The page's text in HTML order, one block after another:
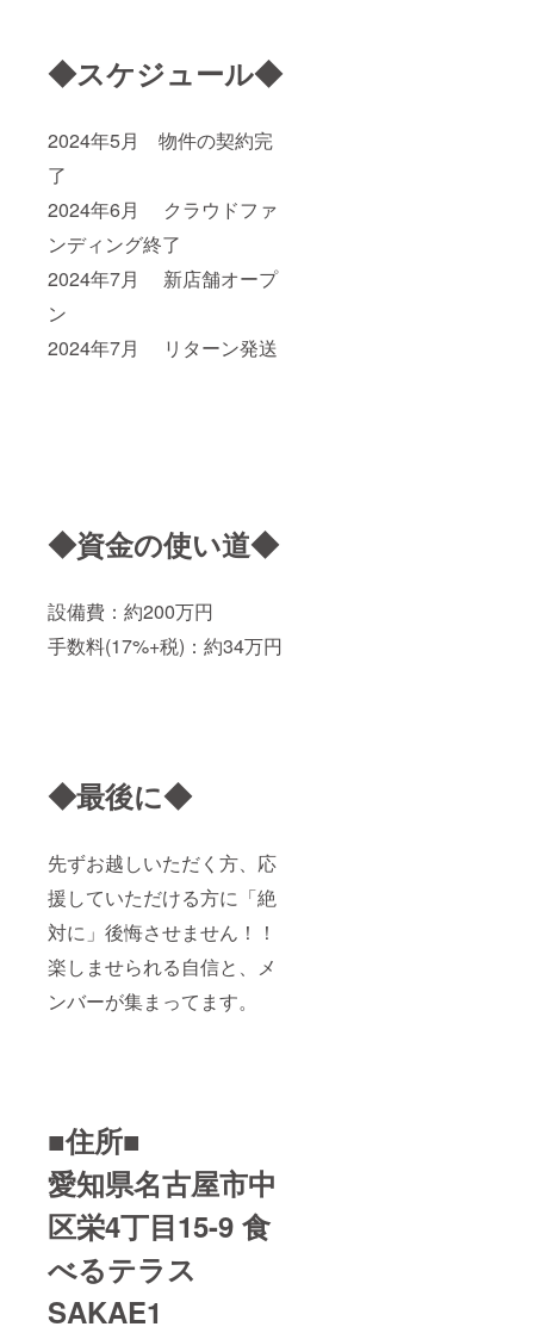
◆スケジュール◆
2024年5月 物件の契約完
了
2024年6月 クラウドファ
ンディング終了
2024年7月 新店舗オープ
ン
2024年7月 リターン発送
◆資金の使い道◆
設備費：約200万円
手数料(17%+税)：約34万円
◆最後に◆
先ずお越しいただく方、応
援していただける方に「絶
対に」後悔させません！！
楽しませられる自信と、メ
ンバーが集まってます。
■住所■
愛知県名古屋市中
区栄4丁目15-9 食
べるテラス
SAKAE1